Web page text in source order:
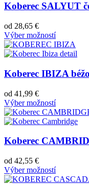
Koberec SALYUT
od 28,65 €
Výber možností
Koberec IBIZA
od 41,99 €
Výber možností
Koberec
od 42,55 €
Výber možností